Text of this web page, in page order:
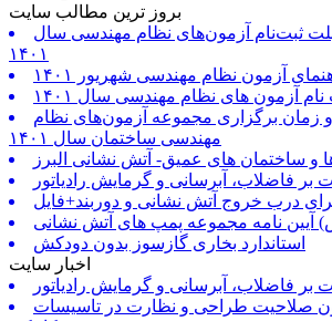
بروز ترین مطالب سایت
ثبت‌نام آزمون‌های نظام مهندسی سال
۱۴۰۱
آزمون نظام مهندسی شهریور ۱۴۰۱
آزمون های نظام مهندسی سال ۱۴۰۱
و زمان برگزاری مجموعه آزمون‌های نظام
مهندسی ساختمان سال ۱۴۰۱
و ساختمان های عمیق- آتش نشانی البرز
فاضلاب، آبرسانی و گرمایش رادیاتور
استاندارد بخاری گازسوز بدون دودکش
اخبار سایت
فاضلاب، آبرسانی و گرمایش رادیاتور
صلاحیت طراحی و نظارت در تاسیسات